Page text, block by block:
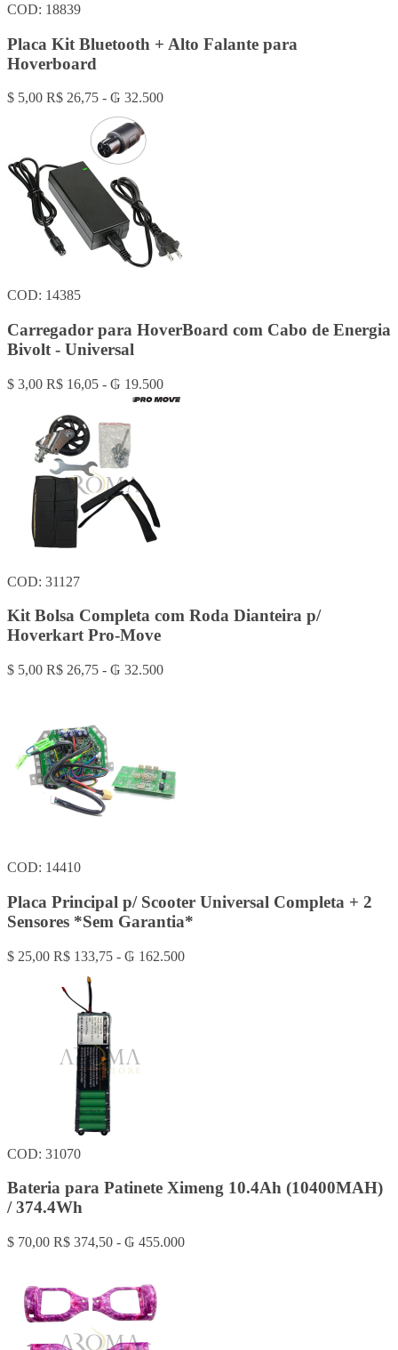
COD: 18839
Placa Kit Bluetooth + Alto Falante para
Hoverboard
$ 5,00 R$ 26,75 - ₲ 32.500
COD: 14385
Carregador para HoverBoard com Cabo de Energia
Bivolt - Universal
$ 3,00 R$ 16,05 - ₲ 19.500
COD: 31127
Kit Bolsa Completa com Roda Dianteira p/
Hoverkart Pro-Move
$ 5,00 R$ 26,75 - ₲ 32.500
COD: 14410
Placa Principal p/ Scooter Universal Completa + 2
Sensores *Sem Garantia*
$ 25,00 R$ 133,75 - ₲ 162.500
COD: 31070
Bateria para Patinete Ximeng 10.4Ah (10400MAH)
/ 374.4Wh
$ 70,00 R$ 374,50 - ₲ 455.000